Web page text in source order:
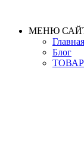
МЕНЮ
Блог